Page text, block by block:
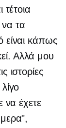
τα
κάπως
Αλλά μου
ιστορίες
να έχετε